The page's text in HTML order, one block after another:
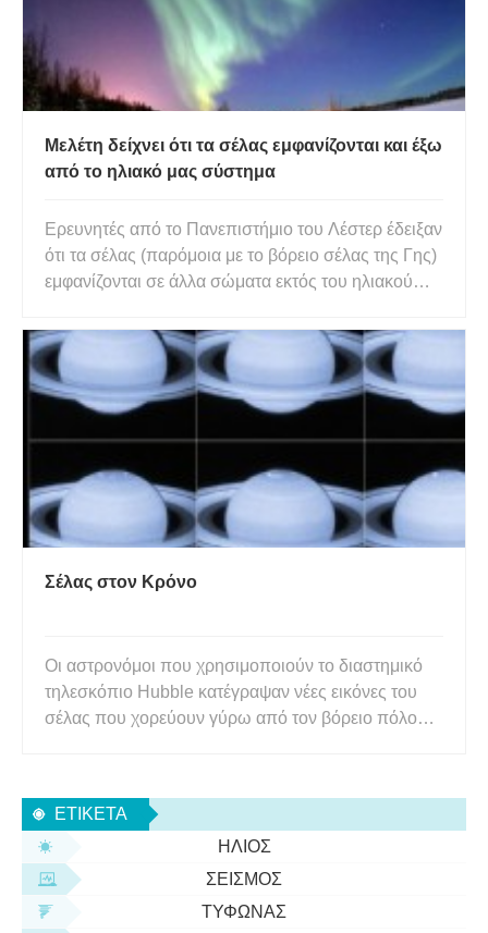
Μελέτη δείχνει ότι τα σέλας εμφανίζονται και έξω
από το ηλιακό μας σύστημα
Ερευνητές από το Πανεπιστήμιο του Λέστερ έδειξαν
ότι τα σέλας (παρόμοια με το βόρειο σέλας της Γης)
εμφανίζονται σε άλλα σώματα εκτός του ηλιακού
είναι μια φυσική απεικόνιση φωτός που εμφανίζεται
σε περιοχές μεγάλου γεωγραφικού πλάτους (τόσο
Σέλας στον Κρόνο
Οι αστρονόμοι που χρησιμοποιούν το διαστημικό
τηλεσκόπιο Hubble κατέγραψαν νέες εικόνες του
σέλας που χορεύουν γύρω από τον βόρειο πόλο
αλληλεπιδρά με τη μαγνητόσφαιρα του Κρόνου. Η
μαγνητόσφαιρα ενός πλα
ΕΤΙΚΈΤΑ
ΉΛΙΟΣ
ΣΕΙΣΜΌΣ
ΤΥΦΏΝΑΣ